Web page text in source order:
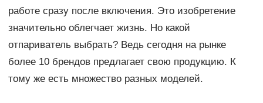
работе сразу после включения. Это изобретение
значительно облегчает жизнь. Но какой
отпариватель выбрать? Ведь сегодня на рынке
более 10 брендов предлагает свою продукцию. К
тому же есть множество разных моделей.